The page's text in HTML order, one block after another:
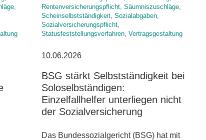
Rentenversicherungspflicht, Säumniszuschläge,
Scheinselbstständigkeit, Sozialabgaben,
Sozialversicherungspflicht,
Statusfeststellungsverfahren, Vertragsgestaltung
10.06.2026
BSG stärkt Selbstständigkeit bei
Soloselbständigen:
Einzelfallhelfer unterliegen nicht
der Sozialversicherung
Das Bundessozialgericht (BSG) hat mit